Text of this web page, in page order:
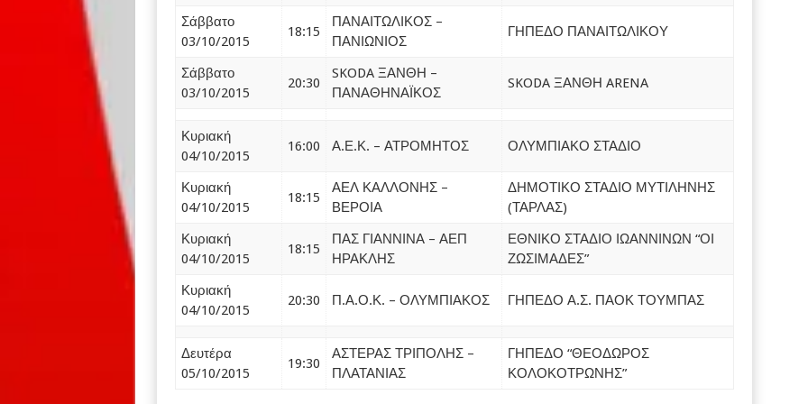
Σάββατο
03/10/2015
18:15
ΠΑΝΑΙΤΩΛΙΚΟΣ –
ΠΑΝΙΩΝΙΟΣ
ΓΗΠΕΔΟ ΠΑΝΑΙΤΩΛΙΚΟΥ
Σάββατο
03/10/2015
20:30
SKODA ΞΑΝΘΗ –
ΠΑΝΑΘΗΝΑΪΚΟΣ
SKODA ΞΑΝΘΗ ARENA
Κυριακή
04/10/2015
16:00 Α.Ε.Κ. – ΑΤΡΟΜΗΤΟΣ ΟΛΥΜΠΙΑΚΟ ΣΤΑΔΙΟ
Κυριακή
04/10/2015
18:15
ΑΕΛ ΚΑΛΛΟΝΗΣ –
ΒΕΡΟΙΑ
ΔΗΜΟΤΙΚΟ ΣΤΑΔΙΟ ΜΥΤΙΛΗΝΗΣ
(ΤΑΡΛΑΣ)
Κυριακή
04/10/2015
18:15
ΠΑΣ ΓΙΑΝΝΙΝΑ – ΑΕΠ
ΗΡΑΚΛΗΣ
ΕΘΝΙΚΟ ΣΤΑΔΙΟ ΙΩΑΝΝΙΝΩΝ “ΟΙ
ΖΩΣΙΜΑΔΕΣ”
Κυριακή
04/10/2015
20:30 Π.Α.Ο.Κ. – ΟΛΥΜΠΙΑΚΟΣ ΓΗΠΕΔΟ Α.Σ. ΠΑΟΚ ΤΟΥΜΠΑΣ
Δευτέρα
05/10/2015
19:30
ΑΣΤΕΡΑΣ ΤΡΙΠΟΛΗΣ –
ΠΛΑΤΑΝΙΑΣ
ΓΗΠΕΔΟ “ΘΕΟΔΩΡΟΣ
ΚΟΛΟΚΟΤΡΩΝΗΣ”